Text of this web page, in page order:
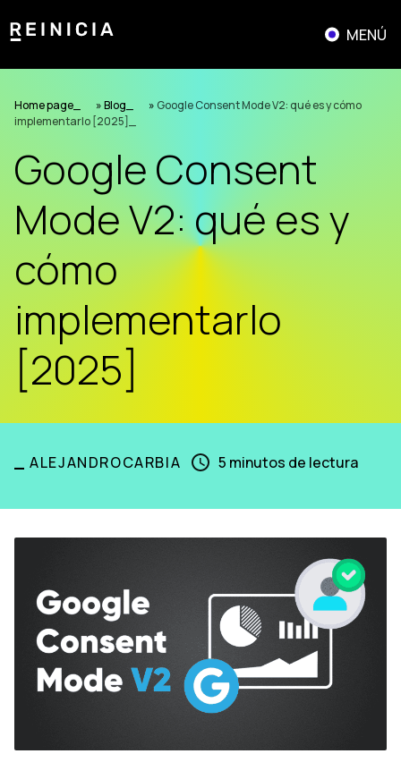
al
MENÚ
Home page »Blog » Google Consent Mode V2: qué es y cómo
implementarlo [2025]
Google Consent
Mode V2: qué es y
cómo
implementarlo
[2025]
_ALEJANDROCARBIA 5 minutos de lectura